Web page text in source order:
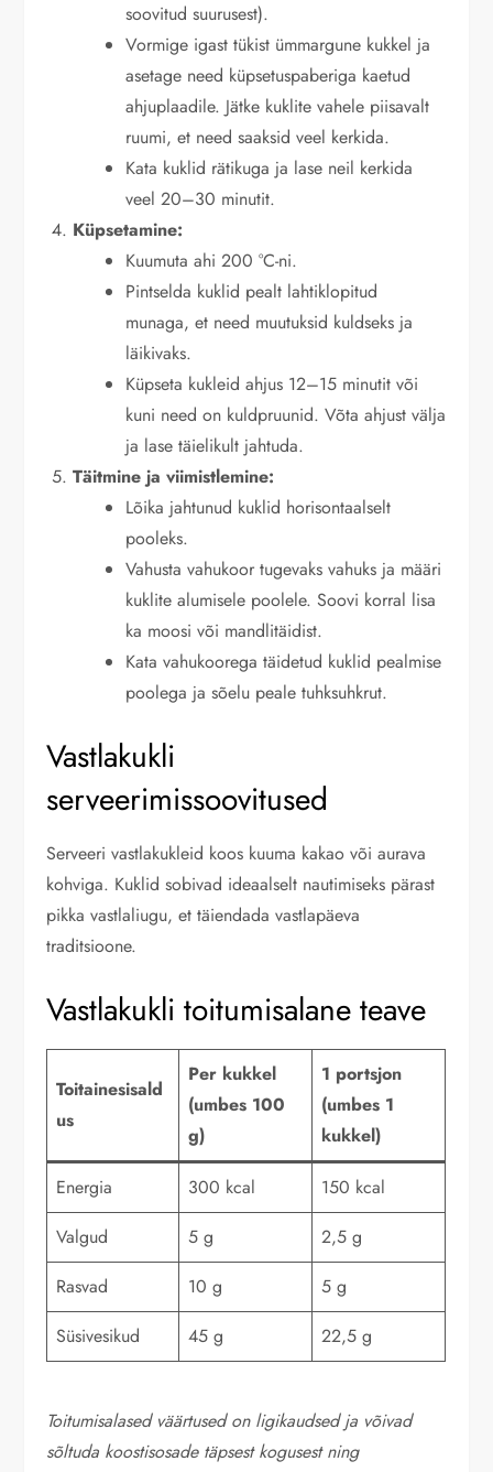
soovitud suurusest).
Vormige igast tükist ümmargune kukkel ja
asetage need küpsetuspaberiga kaetud
ahjuplaadile. Jätke kuklite vahele piisavalt
ruumi, et need saaksid veel kerkida.
Kata kuklid rätikuga ja lase neil kerkida
veel 20–30 minutit.
Küpsetamine:
Kuumuta ahi 200 °C-ni.
Pintselda kuklid pealt lahtiklopitud
munaga, et need muutuksid kuldseks ja
läikivaks.
Küpseta kukleid ahjus 12–15 minutit või
kuni need on kuldpruunid. Võta ahjust välja
ja lase täielikult jahtuda.
Täitmine ja viimistlemine:
Lõika jahtunud kuklid horisontaalselt
pooleks.
Vahusta vahukoor tugevaks vahuks ja määri
kuklite alumisele poolele. Soovi korral lisa
ka moosi või mandlitäidist.
Kata vahukoorega täidetud kuklid pealmise
poolega ja sõelu peale tuhksuhkrut.
Vastlakukli
serveerimissoovitused
Serveeri vastlakukleid koos kuuma kakao või aurava
kohviga. Kuklid sobivad ideaalselt nautimiseks pärast
pikka vastlaliugu, et täiendada vastlapäeva
traditsioone.
Vastlakukli toitumisalane teave
Toitainesisald
us
Per kukkel
(umbes 100
g)
1 portsjon
(umbes 1
kukkel)
Energia 300 kcal
150 kcal
Valgud
5 g
2,5 g
Rasvad
10 g
5 g
Süsivesikud
45 g 22,5 g
Toitumisalased väärtused on ligikaudsed ja võivad
sõltuda koostisosade täpsest kogusest ning